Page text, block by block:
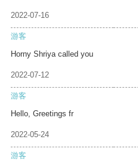
2022-07-16
游客
Horny Shriya called you
2022-07-12
游客
Hello, Greetings fr
2022-05-24
游客